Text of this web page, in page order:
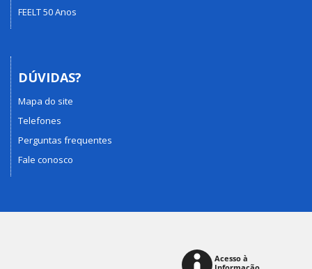
FEELT 50 Anos
DÚVIDAS?
Mapa do site
Telefones
Perguntas frequentes
Fale conosco